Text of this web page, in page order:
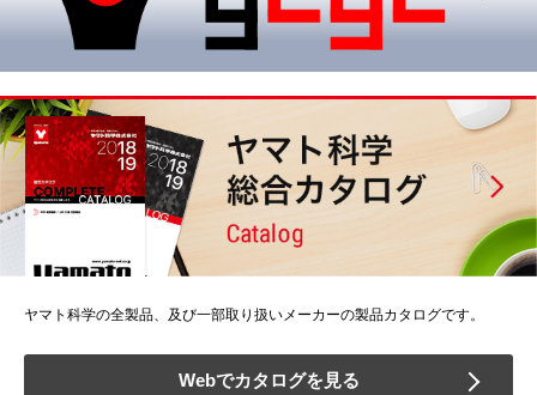
ヤマト科学の全製品、及び一部取り扱いメーカーの製品カタログです。
Webでカタログを見る